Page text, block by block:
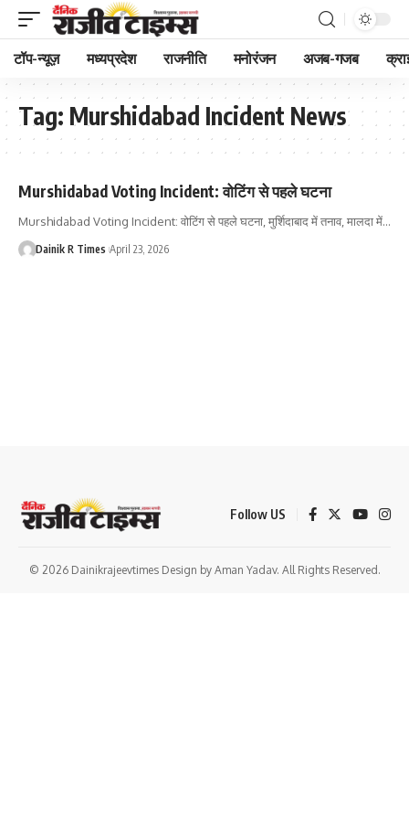
टॉप-न्यूज़ मध्यप्रदेश राजनीति मनोरंजन अजब-गजब
Tag: Murshidabad Incident News
Murshidabad Voting Incident: वोटिंग से पहले घटना
Murshidabad Voting Incident: वोटिंग से पहले घटना, मुर्शिदाबाद में तनाव, मालदा में…
Dainik R Times April 23, 2026
Follow US
© 2026 Dainikrajeevtimes Design by Aman Yadav. All Rights Reserved.